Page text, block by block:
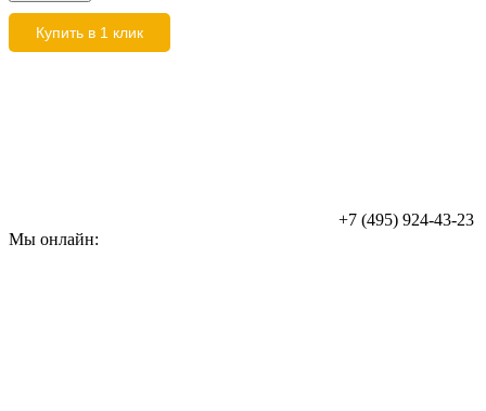
Купить в 1 клик
+7 (495) 924-43-23
Мы онлайн: